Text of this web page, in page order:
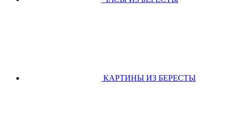
КАРТИНЫ ИЗ БЕРЕСТЫ